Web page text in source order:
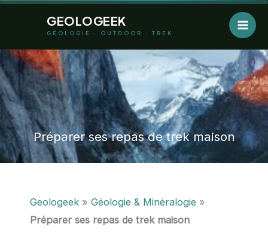
GEOLOGEEK
GÉOLOGIE · OUTDOOR · TREK
Préparer ses repas de trek maison
Geologeek » Géologie & Minéralogie »
Préparer ses repas de trek maison